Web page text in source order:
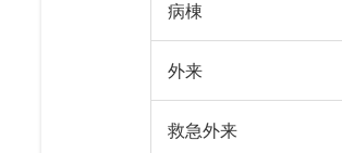
病棟
一般病院の病棟看護
具体的には、患者さ
外来
一般病院の外来の看護
救急外来